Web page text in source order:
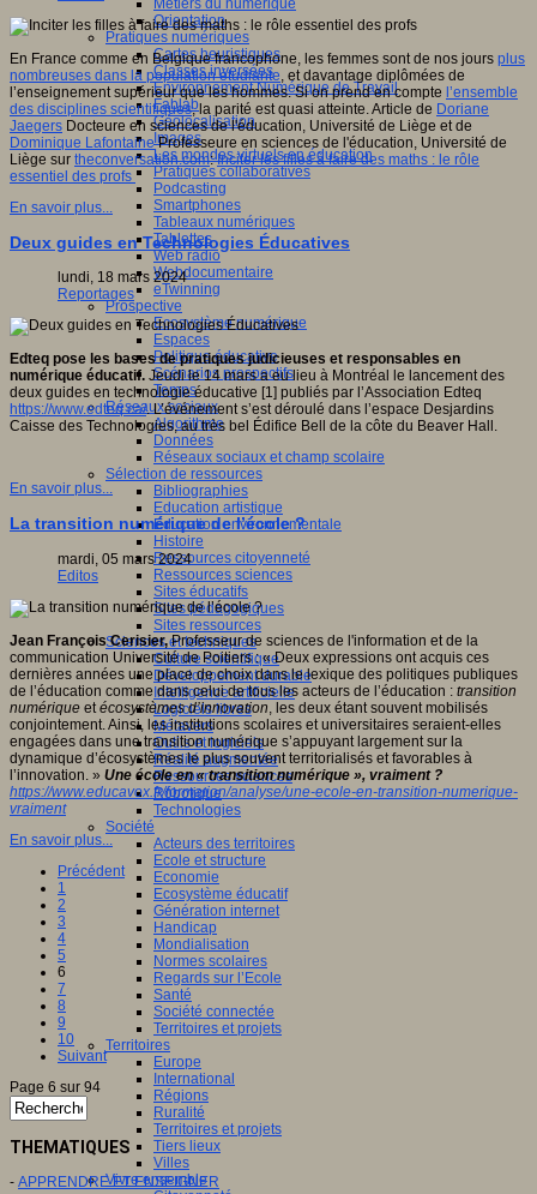
Métiers du numérique
Orientation
Pratiques numériques
Cartes heuristiques
Classes inversées
Environnement Numérique de Travail
Fablab
Géolocalisation
Images
Les mondes virtuels en éducation
Pratiques collaboratives
Podcasting
Smartphones
Tableaux numériques
Tablettes
Web radio
Webdocumentaire
eTwinning
Prospective
Ecosystème numérique
Espaces
Politique éducative
Scénarios prospectifs
Temps
Réseaux sociaux
Algorithme
Données
Réseaux sociaux et champ scolaire
Sélection de ressources
Bibliographies
Education artistique
Education environnementale
Histoire
Ressources citoyenneté
Ressources sciences
Sites éducatifs
Sites pédagogiques
Sites ressources
Sciences et techniques
Culture scientifique
Développement durable
Intelligence artificielle
Logiciels libres
Métavers
Outils et logiciels
Réalité augmentée
Ressources sciences
Robotique
Technologies
Société
Acteurs des territoires
Ecole et structure
Economie
Ecosystème éducatif
Génération internet
Handicap
Mondialisation
Normes scolaires
Regards sur l’Ecole
Santé
Société connectée
Territoires et projets
Territoires
Europe
International
Régions
Ruralité
Territoires et projets
Tiers lieux
Villes
Vivre ensemble
En France comme en Belgique francophone, les femmes sont de nos jours plus
nombreuses dans la population étudiante, et davantage diplômées de
l’enseignement supérieur que les hommes. Si on prend en compte l’ensemble
des disciplines scientifiques, la parité est quasi atteinte. Article de Doriane
Jaegers Docteure en sciences de l'éducation, Université de Liège et de
Dominique LafontaineProfesseure en sciences de l'éducation, Université de
Liège sur theconversation.com:Inciter les filles à faire des maths : le rôle
essentiel des profs
En savoir plus...
Deux guides en Technologies Éducatives
lundi, 18 mars 2024
Reportages
Edteq pose les bases de pratiques judicieuses et responsables en
numérique éducatif. Jeudi le 14 mars a eu lieu à Montréal le lancement des
deux guides en technologie éducative [1] publiés par l’Association Edteq
https://www.edteq.ca/. L’événement s’est déroulé dans l’espace Desjardins
Caisse des Technologies, au très bel Édifice Bell de la côte du Beaver Hall.
En savoir plus...
La transition numérique de l’école ?
mardi, 05 mars 2024
Editos
Jean François Cerisier,Professeur de sciences de l'information et de la
communication Université de Poitiers : « Deux expressions ont acquis ces
dernières années une place de choix dans le lexique des politiques publiques
de l’éducation comme dans celui de tous les acteurs de l’éducation : transition
numérique et écosystèmes d’innovation , les deux étant souvent mobilisés
conjointement. Ainsi, les institutions scolaires et universitaires seraient-elles
engagées dans une transition numérique s’appuyant largement sur la
dynamique d’écosystèmes le plus souvent territorialisés et favorables à
l’innovation. » Une école en « transition numérique », vraiment ?
https://www.educavox.fr/formation/analyse/une-ecole-en-transition-numerique-
vraiment
En savoir plus...
Précédent
1
2
3
4
5
6
7
8
9
10
Suivant
Page 6 sur 94
THEMATIQUES
- APPRENDRE ET ENSEIGNER